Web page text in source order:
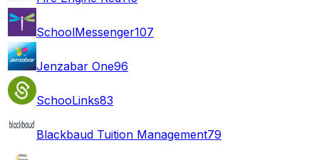
SchoolMessenger107
Jenzabar One96
SchooLinks83
Blackbaud Tuition Management79